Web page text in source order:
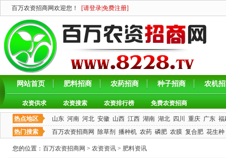
百万农资招商网欢迎您！ [请登录免费注册]
网站首页 肥料招商 农药招商 种子招商 农机
农资供求 农资搜索 农资排行榜 免费农资招商
热点地区 山东 河南 河北 安徽 山西 江西 湖南 湖北 四川 重庆 广东 福
热门搜索
百万农资招商网 除草剂 播种机 农药 磷肥 农膜 复合肥 花生种
您的位置： 百万农资招商网 > 农资资讯 > 肥料资讯